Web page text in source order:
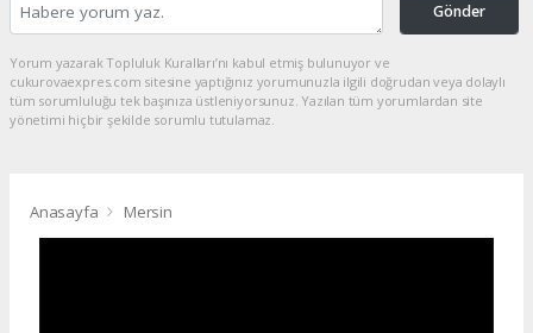
Gönder
Yorum yazarak Topluluk Kuralları’nı kabul etmiş bulunuyor ve
cukurovaexpres.com sitesine yaptığınız yorumunuzla ilgili doğrudan veya dolaylı
tüm sorumluluğu tek başınıza üstleniyorsunuz. Yazılan tüm yorumlardan site
yönetimi hiçbir şekilde sorumlu tutulamaz.
Anasayfa Mersin